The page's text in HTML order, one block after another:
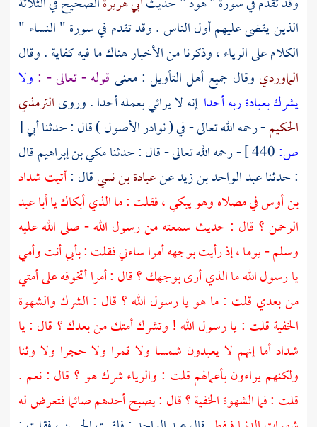
الذين يقضى عليهم أول الناس . وقد تقدم في سورة " النساء "
الكلام على الرياء ، وذكرنا من الأخبار هناك ما فيه كفاية . وقال
الماوردي وقال جميع أهل التأويل : معنى قوله - تعالى - : ولا
يشرك بعبادة ربه أحدا إنه لا يرائي بعمله أحدا . وروىالترمذي
الحكيم- رحمه الله تعالى - في ( نوادر الأصول ) قال : حدثنا أبي[
ص:
- رحمه الله تعالى - قال : حدثنامكي بن إبراهيمقال
: حدثناعبد الواحد بن زيدعنعبادة بن نسيقال :أتيتشداد
بن أوسفي مصلاه وهو يبكي ، فقلت : ما الذي أبكاك ياأبا عبد
الرحمن ؟ قال : حديث سمعته من رسول الله - صلى الله عليه
وسلم - يوما ، إذ رأيت بوجهه أمرا ساءني فقلت : بأبي أنت وأمي
يا رسول الله ما الذي أرى بوجهك ؟ قال : أمرا أتخوفه على أمتي
من بعدي قلت : ما هو يا رسول الله ؟ قال : الشرك والشهوة
الخفية قلت : يا رسول الله ! وتشرك أمتك من بعدك ؟ قال : يا
شداد أما إنهم لا يعبدون شمسا ولا قمرا ولا حجرا ولا وثنا
ولكنهم يراءون بأعمالهم قلت : والرياء شرك هو ؟ قال : نعم .
قلت : فما الشهوة الخفية ؟ قال : يصبح أحدهم صائما فتعرض له